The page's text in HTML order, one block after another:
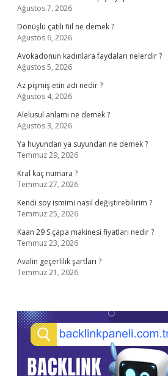
Ağustos 7, 2026
Dönüşlü çatılı fiil ne demek ?
Ağustos 6, 2026
Avokadonun kadınlara faydaları nelerdir ?
Ağustos 5, 2026
Az pişmiş etin adı nedir ?
Ağustos 4, 2026
Alelusul anlamı ne demek ?
Ağustos 3, 2026
Ya huyundan ya suyundan ne demek ?
Temmuz 29, 2026
Kral kaç numara ?
Temmuz 27, 2026
Kendi soy ismimi nasıl değiştirebilirim ?
Temmuz 25, 2026
Kaan 29 S çapa makinesi fiyatları nedir ?
Temmuz 23, 2026
Avalin geçerlilik şartları ?
Temmuz 21, 2026